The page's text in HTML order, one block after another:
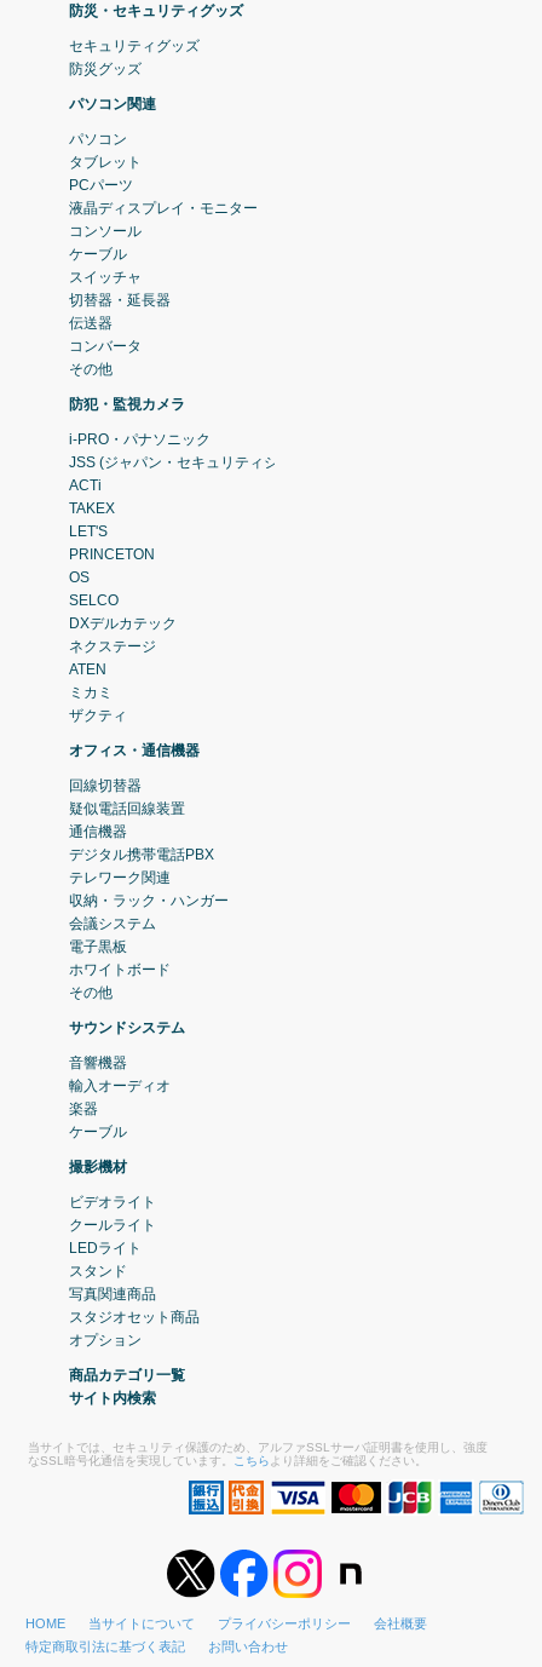
防災・セキュリティグッズ
セキュリティグッズ
防災グッズ
パソコン関連
パソコン
タブレット
PCパーツ
液晶ディスプレイ・モニター
コンソール
ケーブル
スイッチャ
切替器・延長器
伝送器
コンバータ
その他
防犯・監視カメラ
i-PRO・パナソニック
JSS (ジャパン・セキュリティシステム)
ACTi
TAKEX
LET'S
PRINCETON
OS
SELCO
DXデルカテック
ネクステージ
ATEN
ミカミ
ザクティ
オフィス・通信機器
回線切替器
疑似電話回線装置
通信機器
デジタル携帯電話PBX
テレワーク関連
収納・ラック・ハンガー
会議システム
電子黒板
ホワイトボード
その他
サウンドシステム
音響機器
輸入オーディオ
楽器
ケーブル
撮影機材
ビデオライト
クールライト
LEDライト
スタンド
写真関連商品
スタジオセット商品
オプション
商品カテゴリ一覧
サイト内検索
当サイトでは、セキュリティ保護のため、アルファSSLサーバ証明書を使用し、強度
なSSL暗号化通信を実現しています。
こちら より詳細をご確認ください。
HOME 当サイトについて プライバシーポリシー
会社概要
特定商取引法に基づく表記
お問い合わせ